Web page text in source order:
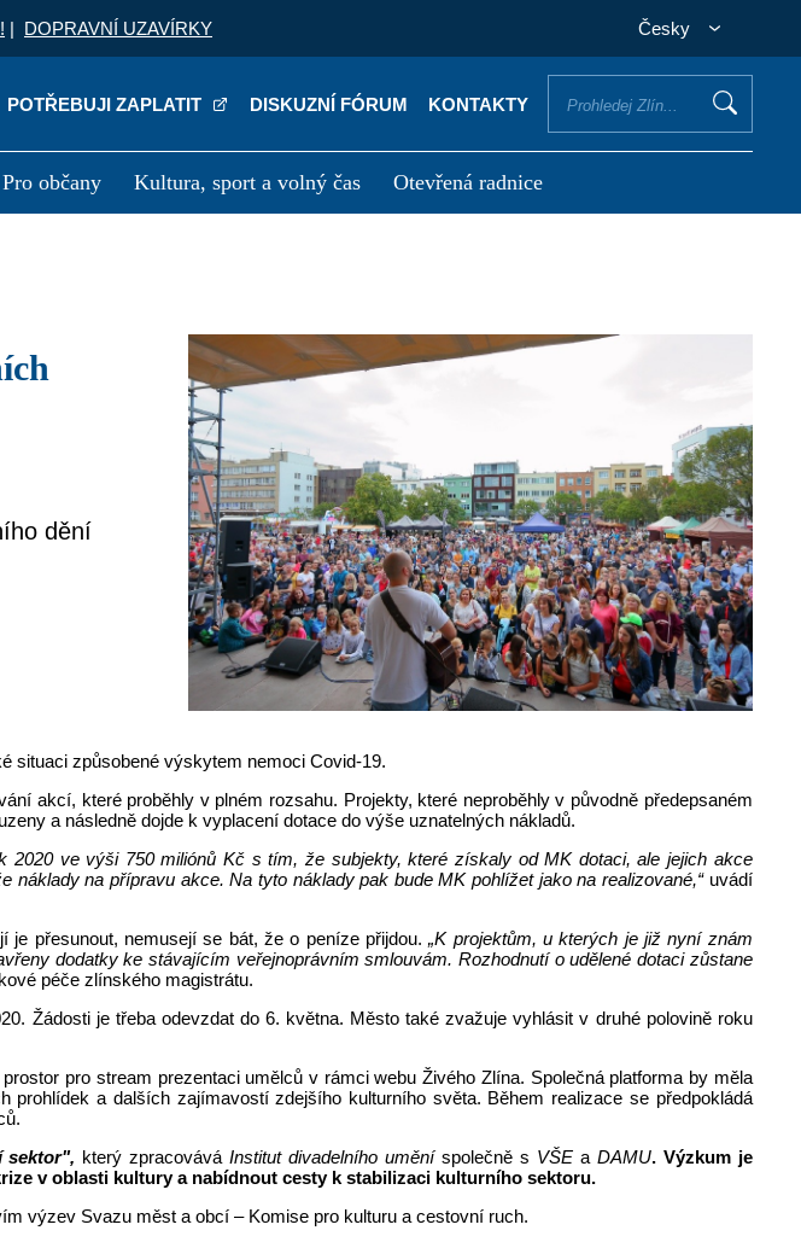
| DOPRAVNÍ UZAVÍRKY Česky
POTŘEBUJI ZAPLATIT DISKUZNÍ FÓRUM KONTAKTY
Pro občany Kultura, sport a volný čas Otevřená radnice
dění
situaci způsobené výskytem nemoci Covid-19.
akcí, které proběhly v plném rozsahu. Projekty, které neproběhly v původně předepsaném
a následně dojde k vyplacení dotace do výše uznatelných nákladů.
2020 ve výši 750 miliónů Kč s tím, že subjekty, které získaly od MK dotaci, ale jejich akce
na přípravu akce. Na tyto náklady pak bude MK pohlížet jako na realizované,“ uvádí
je přesunout, nemusejí se bát, že o peníze přijdou.„K projektům, u kterých je již nyní znám
dodatky ke stávajícím veřejnoprávním smlouvám. Rozhodnutí o udělené dotaci zůstane
péče zlínského magistrátu.
Žádosti je třeba odevzdat do 6. května. Město také zvažuje vyhlásit v druhé polovině roku
pro stream prezentaci umělců v rámci webu Živého Zlína. Společná platforma by měla
a dalších zajímavostí zdejšího kulturního světa. Během realizace se předpokládá
sektor", který zpracovává Institut divadelního uměníspolečně s VŠE a DAMU. Výzkum je
v oblasti kultury a nabídnout cesty k stabilizaci kulturního sektoru.
výzev Svazu měst a obcí – Komise pro kulturu a cestovní ruch.